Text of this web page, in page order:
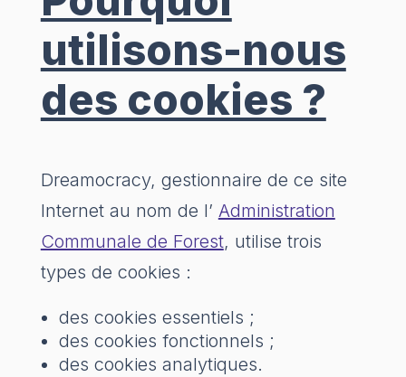
utilisons-nous
des cookies ?
Dreamocracy, gestionnaire de ce site
Internet au nom de l’ Administration
Communale de Forest, utilise trois
types de cookies :
des cookies essentiels ;
des cookies fonctionnels ;
des cookies analytiques.